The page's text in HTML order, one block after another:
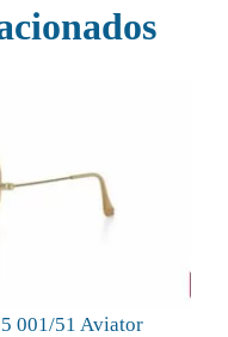
001/51 Aviator